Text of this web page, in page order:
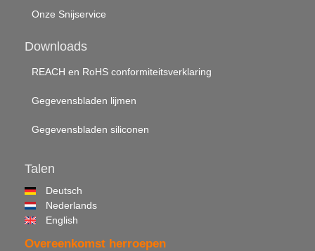
Onze Snijservice
Downloads
REACH en RoHS conformiteitsverklaring
Gegevensbladen lijmen
Gegevensbladen siliconen
Talen
Deutsch
Nederlands
English
Overeenkomst herroepen